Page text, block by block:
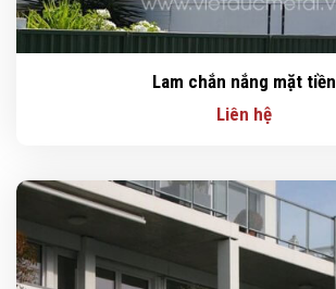
Lam chắn nắng mặt tiền
Liên hệ